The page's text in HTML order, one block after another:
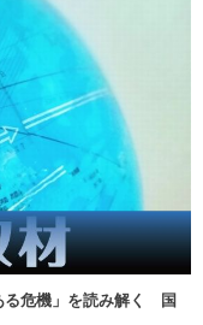
る危機」を読み解く 国